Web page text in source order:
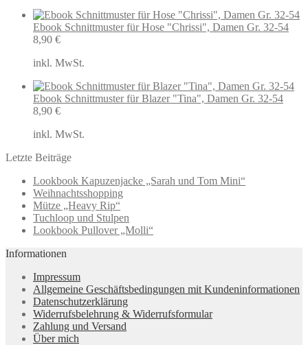
Ebook Schnittmuster für Hose "Chrissi", Damen Gr. 32-54
8,90 €
inkl. MwSt.
Ebook Schnittmuster für Blazer "Tina", Damen Gr. 32-54
8,90 €
inkl. MwSt.
Letzte Beiträge
Lookbook Kapuzenjacke „Sarah und Tom Mini“
Weihnachtsshopping
Mütze „Heavy Rip“
Tuchloop und Stulpen
Lookbook Pullover „Molli“
Informationen
Impressum
Allgemeine Geschäftsbedingungen mit Kundeninformationen
Datenschutzerklärung
Widerrufsbelehrung & Widerrufsformular
Zahlung und Versand
Über mich